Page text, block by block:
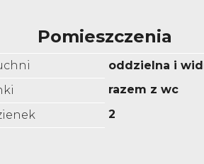
Pomieszczenia
oddzielna i
razem z wc
2